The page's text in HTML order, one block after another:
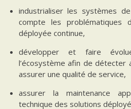
industrialiser les systèmes
compte les problématiques
déployée continue,
développer et faire
l’écosystème afin de
assurer une qualité de service,
assurer la maintenance
technique des solutions